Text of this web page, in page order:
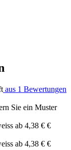
aus 1 Bewertungen
Sie ein Muster